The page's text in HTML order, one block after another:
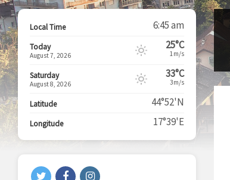
Local Time 6:45 am
Today
August 7, 2026
25°C
1m/s
Saturday
August 8, 2026
33°C
3m/s
Latitude 44°52'N
Longitude 17°39'E